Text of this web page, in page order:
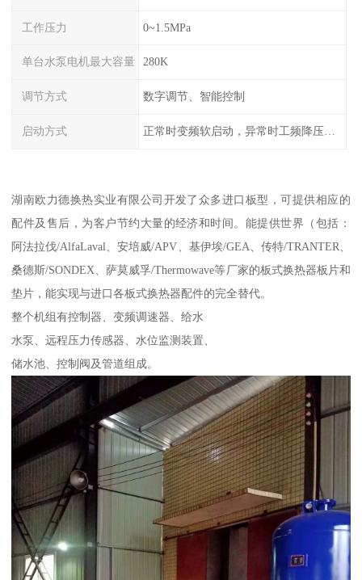
工作压力 0~1.5MPa
单台水泵电机最大容量 280K
调节方式 数字调节、智能控制
启动方式 正常时变频软启动，异常时工频降压或全压启动
湖南欧力德换热实业有限公司开发了众多进口板型，可提供相应的
配件及售后，为客户节约大量的经济和时间。能提供世界（包括：
阿法拉伐/AlfaLaval、安培威/APV、基伊埃/GEA、传特/TRANTER、
桑德斯/SONDEX、萨莫威孚/Thermowave等厂家的板式换热器板片和
垫片，能实现与进口各板式换热器配件的完全替代。
整个机组有控制器、变频调速器、给水
水泵、远程压力传感器、水位监测装置、
储水池、控制阀及管道组成。